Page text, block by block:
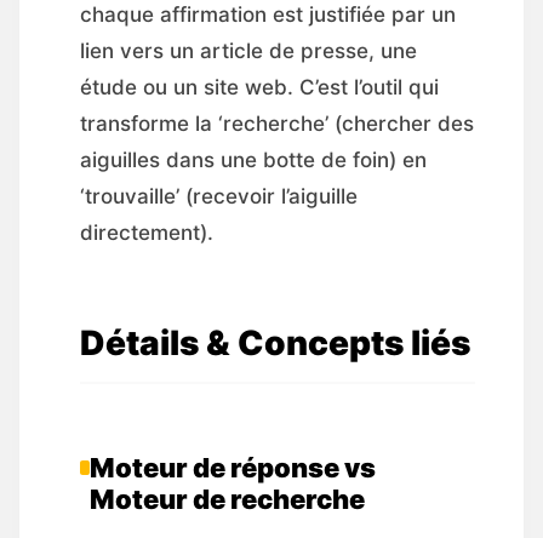
chaque affirmation est justifiée par un
lien vers un article de presse, une
étude ou un site web. C’est l’outil qui
transforme la ‘recherche’ (chercher des
aiguilles dans une botte de foin) en
‘trouvaille’ (recevoir l’aiguille
directement).
Détails & Concepts liés
Moteur de réponse vs
Moteur de recherche